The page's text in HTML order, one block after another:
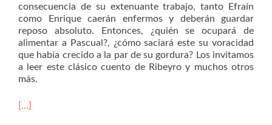
consecuencia de su extenuante trabajo, tanto Efraín
como Enrique caerán enfermos y deberán guardar
reposo absoluto. Entonces, ¿quién se ocupará de
alimentar a Pascual?, ¿cómo saciará este su voracidad
que había crecido a la par de su gordura? Los invitamos
a leer este clásico cuento de Ribeyro y muchos otros
más.
[…]